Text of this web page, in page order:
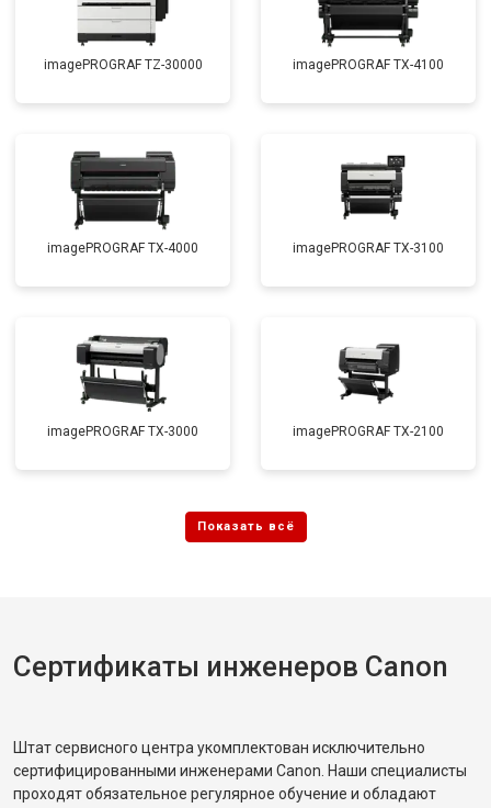
imagePROGRAF TZ-30000 imagePROGRAF TX-4100
imagePROGRAF TX-4000 imagePROGRAF TX-3100
imagePROGRAF TX-3000 imagePROGRAF TX-2100
Сертификаты инженеров Canon
Штат сервисного центра укомплектован исключительно
сертифицированными инженерами Canon. Наши специалисты
проходят обязательное регулярное обучение и обладают